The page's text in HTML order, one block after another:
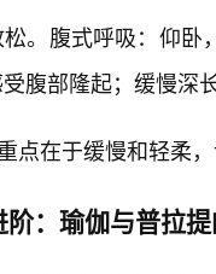
。腹式呼吸：仰
腹部隆起；缓慢深
点在于缓慢和轻柔
：瑜伽与普拉